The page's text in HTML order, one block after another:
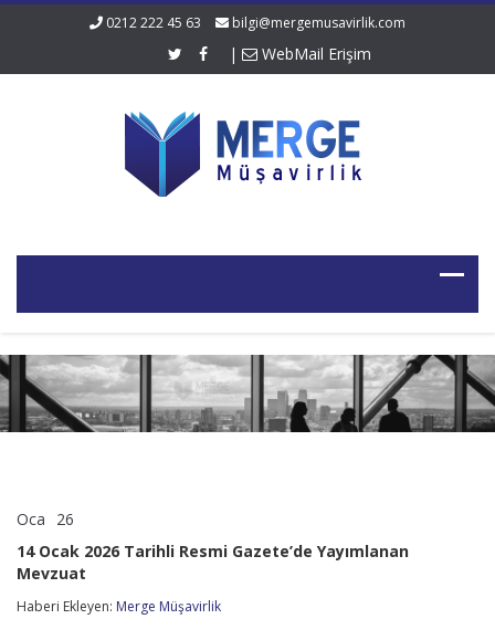
0212 222 45 63 bilgi@mergemusavirlik.com
| WebMail Erişim
Oca 26
2026
Gazete’de
14 Ocak 2026 Tarihli Resmi Gazete’de Yayımlanan
Mevzuat
Haberi Ekleyen: Merge Müşavirlik